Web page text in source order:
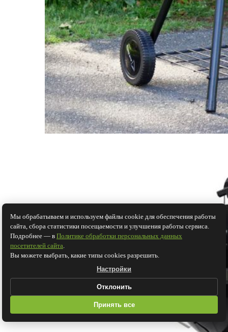
Мы обрабатываем и используем файлы cookie для обеспечения работы
сайта, сбора статистики посещаемости и улучшения работы сервиса.
Подробнее — в Политике обработки персональных данных
посетителей сайта.
Вы можете выбрать, какие типы cookies разрешить.
Настройки
Отклонить
Принять все